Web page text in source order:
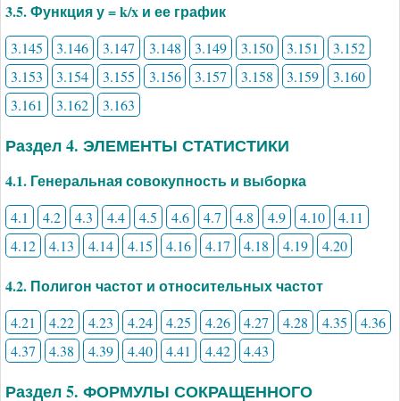
3.5. Функция у = k/x и ее график
3.145 3.146 3.147 3.148 3.149 3.150 3.151
3.152
3.153
3.154 3.155 3.156 3.157 3.158 3.159
3.160
3.161
3.162 3.163
Раздел 4. ЭЛЕМЕНТЫ СТАТИСТИКИ
4.1. Генеральная совокупность и выборка
4.1 4.2 4.3 4.4 4.5 4.6 4.7 4.8 4.9 4.10
4.11
4.12
4.13 4.14 4.15 4.16 4.17 4.18 4.19 4.20
4.2. Полигон частот и относительных частот
4.21 4.22 4.23 4.24 4.25 4.26 4.27 4.28 4.35
4.36
4.37
4.38 4.39 4.40 4.41 4.42 4.43
Раздел 5. ФОРМУЛЫ СОКРАЩЕННОГО